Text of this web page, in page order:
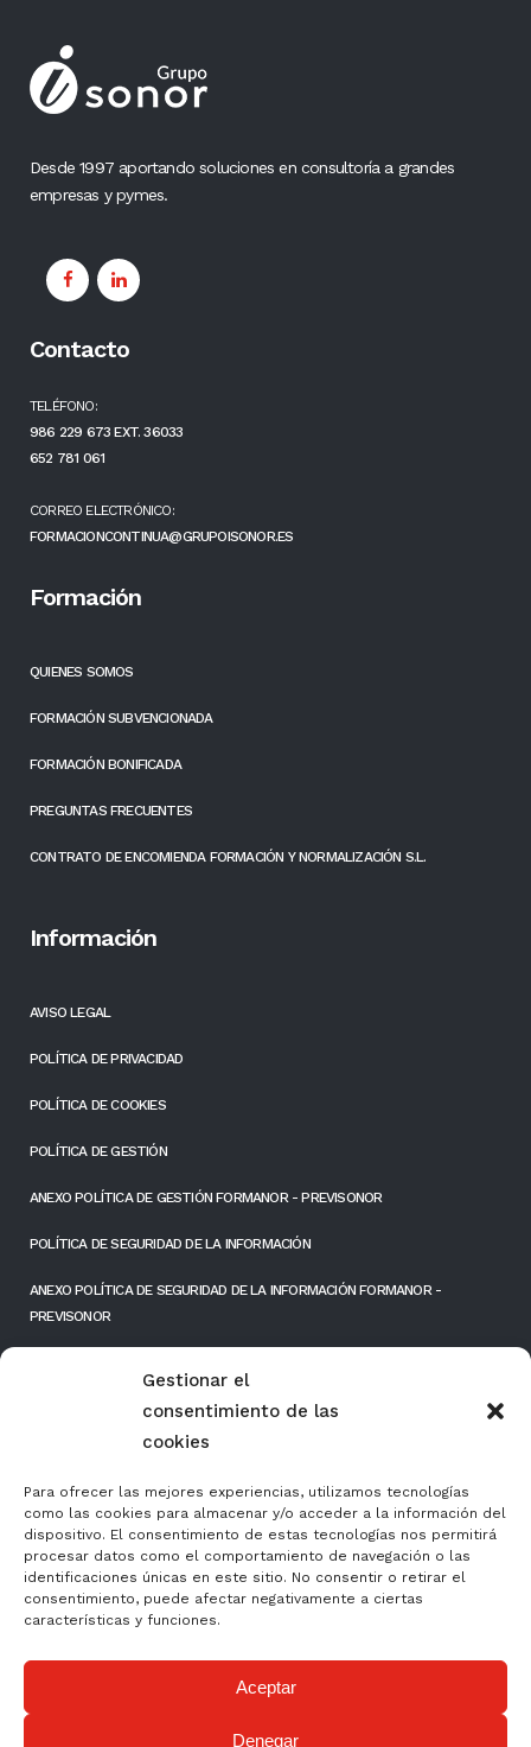
Gestionar el
consentimiento de las
cookies
Para ofrecer las mejores experiencias, utilizamos tecnologías
como las cookies para almacenar y/o acceder a la información del
dispositivo. El consentimiento de estas tecnologías nos permitirá
procesar datos como el comportamiento de navegación o las
identificaciones únicas en este sitio. No consentir o retirar el
consentimiento, puede afectar negativamente a ciertas
características y funciones.
Aceptar
Denegar
Desde 1997 aportando soluciones en consultoría a grandes
empresas y pymes.
Contacto
TELÉFONO:
986 229 673 EXT. 36033
652 781 061
CORREO ELECTRÓNICO:
FORMACIONCONTINUA@GRUPOISONOR.ES
Formación
QUIENES SOMOS
FORMACIÓN SUBVENCIONADA
FORMACIÓN BONIFICADA
PREGUNTAS FRECUENTES
CONTRATO DE ENCOMIENDA FORMACIÓN Y NORMALIZACIÓN S.L.
Información
AVISO LEGAL
POLÍTICA DE PRIVACIDAD
POLÍTICA DE COOKIES
POLÍTICA DE GESTIÓN
ANEXO POLÍTICA DE GESTIÓN FORMANOR - PREVISONOR
POLÍTICA DE SEGURIDAD DE LA INFORMACIÓN
ANEXO POLÍTICA DE SEGURIDAD DE LA INFORMACIÓN FORMANOR -
PREVISONOR
FONDOS PÚBLICOS
Formación y Normalización, S.L. ha sido beneficiaria del Fondo Europeo de